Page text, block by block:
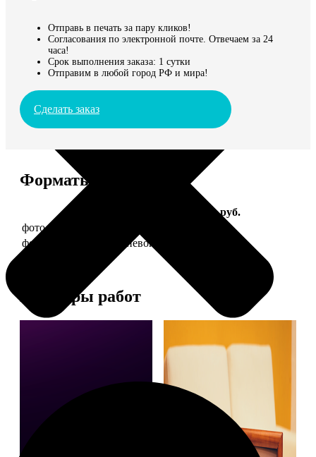
Отправь в печать за пару кликов!
Согласования по электронной почте. Отвечаем за 24
часа!
Срок выполнения заказа: 1 сутки
Отправим в любой город РФ и мира!
Сделать заказ
Форматы и цены
Цена, руб.
фото 10х15 в деревянной рамке
фото 10х15 в алюминиевой рамке
Примеры работ